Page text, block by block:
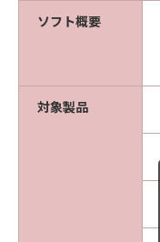
キヤノン株式会社
ソフト概要
対象製品